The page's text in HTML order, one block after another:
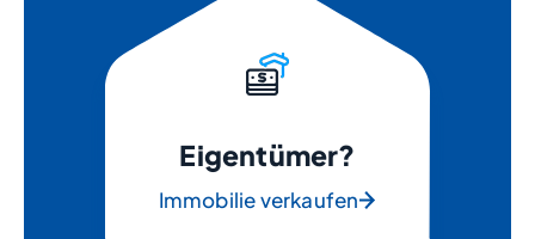
Eigentümer?
Immobilie verkaufen